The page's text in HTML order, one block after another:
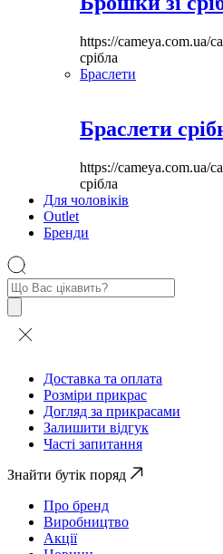
https://cameya.com.ua/
срібла
Браслети
Браслети
https://cameya.com.ua/
срібла
Для чоловіків
Outlet
Бренди
Пошук
товарів
Доставка та оплата
Розміри прикрас
Догляд за прикрасами
Залишити відгук
Часті запитання
Знайти бутік поряд
Про бренд
Виробництво
Акції